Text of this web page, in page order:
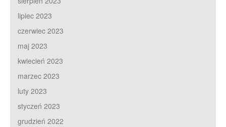
lipiec 2023
czerwiec 2023
maj 2023
kwiecień 2023
marzec 2023
luty 2023
styczeń 2023
grudzień 2022